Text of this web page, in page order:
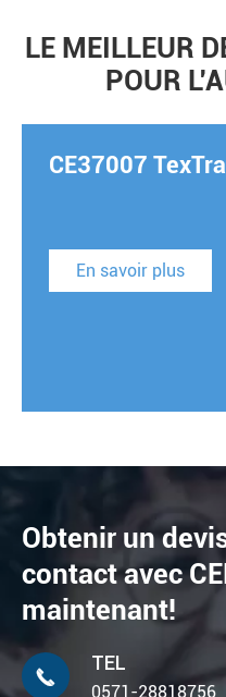
LE MEILLEUR
POUR
CE37007
En savoir plus
Obtenir un
contact avec
maintenant!

TEL
0571-28818756